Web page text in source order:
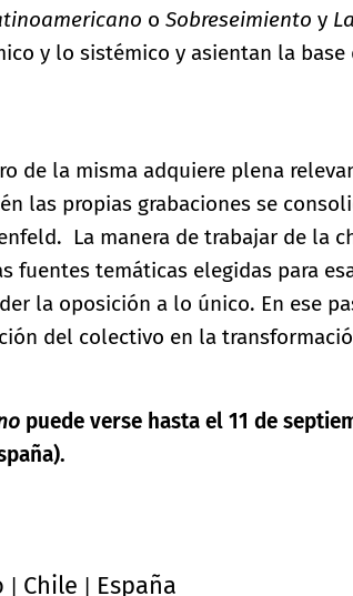
o Sobreseimiento y
y lo sistémico y asientan la
de la misma adquiere plena
las propias grabaciones se
La manera de trabajar de la
fuentes temáticas elegidas para
la oposición a lo único. En ese
del colectivo en la
puede verse hasta el 11 de
Chile España